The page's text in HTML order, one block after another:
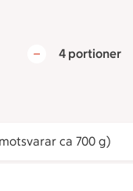
4 portioner
ca 700 g)